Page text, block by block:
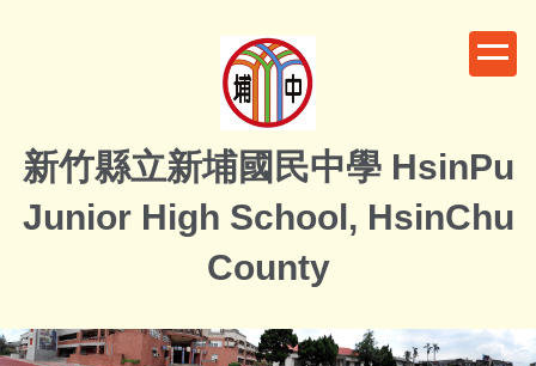
容新竹縣立新埔國民中學 HsinPu
Junior High School, HsinChu
County